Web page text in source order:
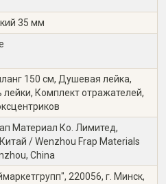
35 мм
150 см, Душевая лейка,
Комплект отражателей,
Материал Ко. Лимитед,
/ Wenzhou Frap Materials
China
220056, г. Минск,